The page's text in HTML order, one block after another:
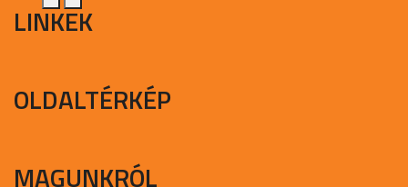
LINKEK
OLDALTÉRKÉP
MAGUNKRÓL